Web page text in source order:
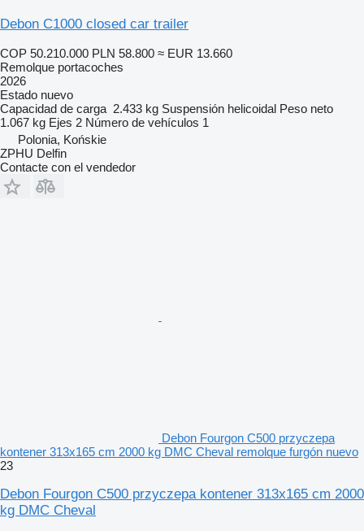
Debon C1000 closed car trailer
COP 50.210.000 PLN 58.800 ≈ EUR 13.660
Remolque portacoches
2026
Estado nuevo
Capacidad de carga 2.433 kg Suspensión helicoidal Peso neto
1.067 kg Ejes 2 Número de vehículos 1
Polonia, Końskie
ZPHU Delfin
Contacte con el vendedor
Debon Fourgon C500 przyczepa
kontener 313x165 cm 2000 kg DMC Cheval remolque furgón nuevo
23
Debon Fourgon C500 przyczepa kontener 313x165 cm 2000
kg DMC Cheval